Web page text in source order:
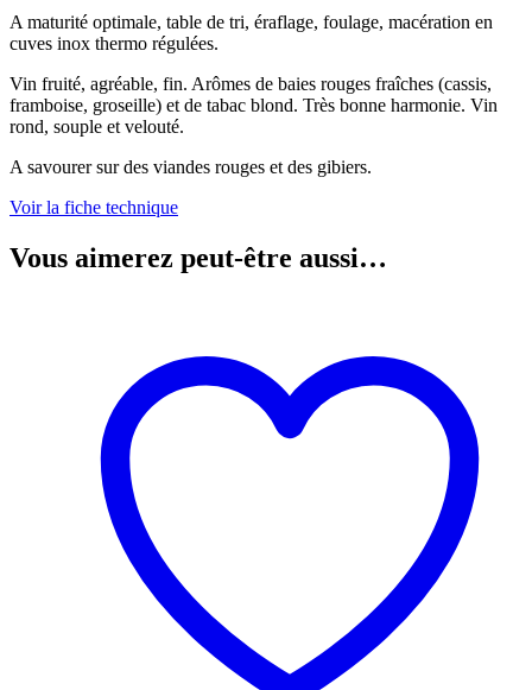
A maturité optimale, table de tri, éraflage, foulage, macération en
cuves inox thermo régulées.
Vin fruité, agréable, fin. Arômes de baies rouges fraîches (cassis,
framboise, groseille) et de tabac blond. Très bonne harmonie. Vin
rond, souple et velouté.
A savourer sur des viandes rouges et des gibiers.
Voir la fiche technique
Vous aimerez peut-être aussi…